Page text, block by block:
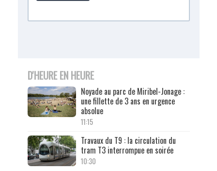
D'HEURE EN HEURE
Noyade au parc de Miribel-Jonage :
une fillette de 3 ans en urgence
absolue
11:15
Travaux du T9 : la circulation du
tram T3 interrompue en soirée
10:30